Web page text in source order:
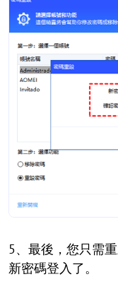
5、最後，您只需
新密碼登入了。